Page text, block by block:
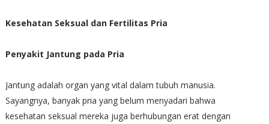
Kesehatan Seksual dan Fertilitas Pria
Penyakit Jantung pada Pria
Jantung adalah organ yang vital dalam tubuh manusia.
Sayangnya, banyak pria yang belum menyadari bahwa
kesehatan seksual mereka juga berhubungan erat dengan